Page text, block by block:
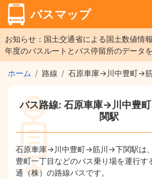
バスマップ
お知らせ：国土交通省による国土数値情
年度のバスルートとバス停留所のデータ
ホーム 路線 石原車庫→川中豊町→
バス路線: 石原車庫→川中豊
関駅
石原車庫→川中豊町→筋川→下関駅は
豊町一丁目などのバス乗り場を運行す
通（株）の路線バスです。